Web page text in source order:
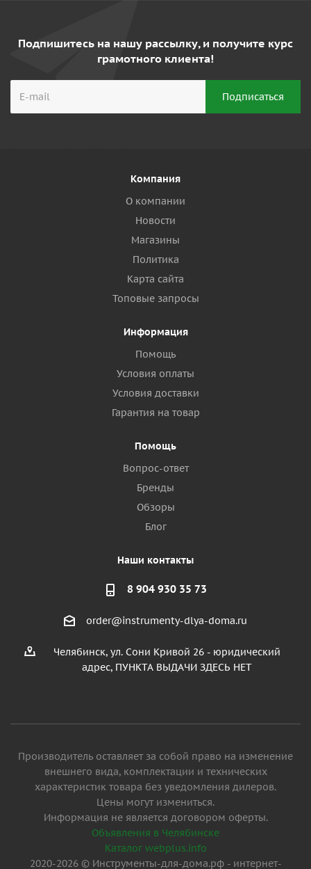
Подпишитесь на нашу рассылку, и получите курс
грамотного клиента!
Компания
О компании
Новости
Магазины
Политика
Карта сайта
Топовые запросы
Информация
Помощь
Условия оплаты
Условия доставки
Гарантия на товар
Помощь
Вопрос-ответ
Бренды
Обзоры
Блог
Наши контакты
8 904 930 35 73
order@instrumenty-dlya-doma.ru
Челябинск, ул. Сони Кривой 26 - юридический
адрес, ПУНКТА ВЫДАЧИ ЗДЕСЬ НЕТ
Производитель оставляет за собой право на изменение
внешнего вида, комплектации и технических
характеристик товара без уведомления дилеров.
Цены могут измениться.
Информация не является договором оферты.
Объявления в Челябинске
Каталог webplus.info
2020-2026 © Инструменты-для-дома.рф - интернет-